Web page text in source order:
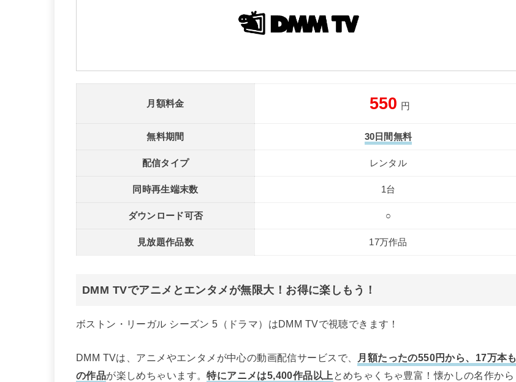
月額料金 550 円
無料期間 30日間無料
配信タイプ レンタル
同時再生端末数 1台
ダウンロード可否 ○
見放題作品数 17万作品
DMM TVでアニメとエンタメが無限大！お得に楽しもう！
ボストン・リーガル シーズン 5（ドラマ）はDMM TVで視聴できます！
DMM TVは、アニメやエンタメが中心の動画配信サービスで、
月額たったの550円から、17万本も
の作品が楽しめちゃいます。特にアニメは5,400作品以上 とめちゃくちゃ豊富！懐かしの名作から